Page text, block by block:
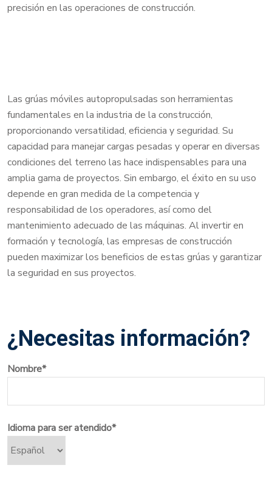
precisión en las operaciones de construcción.
Las grúas móviles autopropulsadas son herramientas
fundamentales en la industria de la construcción,
proporcionando versatilidad, eficiencia y seguridad. Su
capacidad para manejar cargas pesadas y operar en diversas
condiciones del terreno las hace indispensables para una
amplia gama de proyectos. Sin embargo, el éxito en su uso
depende en gran medida de la competencia y
responsabilidad de los operadores, así como del
mantenimiento adecuado de las máquinas. Al invertir en
formación y tecnología, las empresas de construcción
pueden maximizar los beneficios de estas grúas y garantizar
la seguridad en sus proyectos.
¿Necesitas información?
Nombre*
Idioma para ser atendido*